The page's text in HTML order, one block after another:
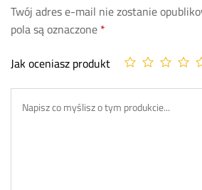
Twój adres e-mail nie zostanie
pola są oznaczone*
Jak oceniasz produkt